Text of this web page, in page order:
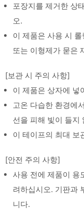
포장지를 제거한 상
오.
이 제품은 사용 시
또는 이형제가 묻은
[보관 시 주의 사항]
이 제품은 상자에 넣
고온 다습한 환경에
선을 피해 빛이 들지
이 테이프의 최대 보
[안전 주의 사항]
사용 전에 제품이 용
려하십시오. 기판과
니다.